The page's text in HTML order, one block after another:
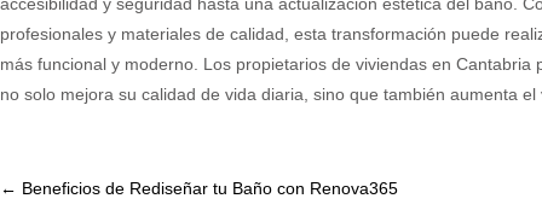
profesionales y materiales de calidad, esta transformación puede
más funcional y moderno. Los propietarios de viviendas en
no solo mejora su calidad de vida diaria, sino que también aumenta
Post
← Beneficios de Rediseñar tu Baño con Renova365